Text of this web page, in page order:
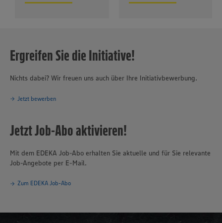
Ergreifen Sie die Initiative!
Nichts dabei? Wir freuen uns auch über Ihre Initiativbewerbung.
Jetzt bewerben
Jetzt Job-Abo aktivieren!
Mit dem EDEKA Job-Abo erhalten Sie aktuelle und für Sie relevante
Job-Angebote per E-Mail.
Zum EDEKA Job-Abo